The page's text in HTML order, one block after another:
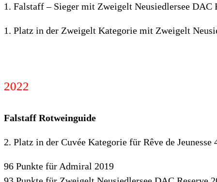
1. Falstaff – Sieger mit Zweigelt Neusiedlersee DAC
1. Platz in der Zweigelt Kategorie mit Zweigelt
2022
Falstaff Rotweinguide
2. Platz in der Cuvée Kategorie für Rêve de
96 Punkte für Admiral 2019